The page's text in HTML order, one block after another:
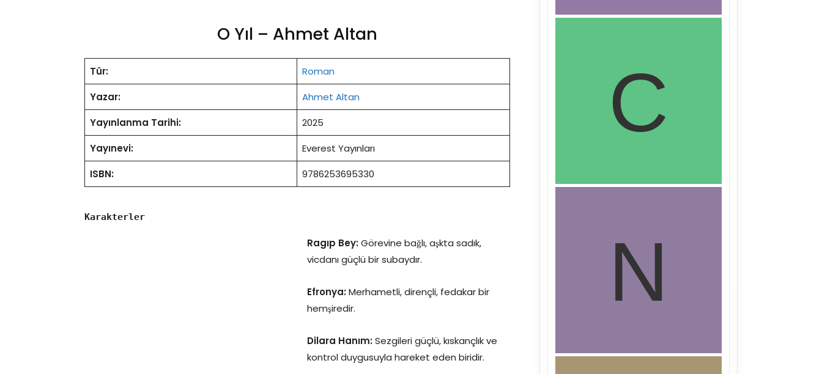
O Yıl – Ahmet Altan
Tür:
Roman
Yazar:
Ahmet Altan
Yayınlanma Tarihi:
2025
Yayınevi:
Everest Yayınları
ISBN:
9786253695330
Karakterler
Ragıp Bey:Görevine bağlı, aşkta sadık,
vicdanı güçlü bir subaydır.
Efronya:Merhametli, dirençli, fedakar bir
hemşiredir.
Dilara Hanım:Sezgileri güçlü, kıskançlık ve
kontrol duygusuyla hareket eden biridir.